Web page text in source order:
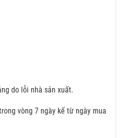
do lỗi nhà sản xuất.
vòng 7 ngày kể từ ngày mua